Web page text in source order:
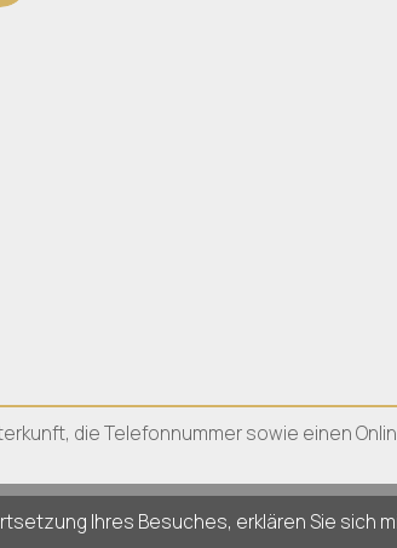
die Telefonnummer sowie einen
Ihres Besuches, erklären Sie sich